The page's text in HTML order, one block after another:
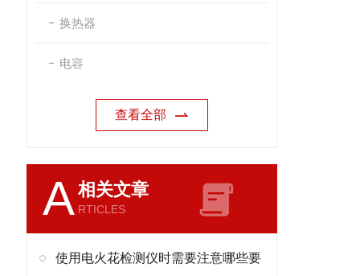
换热器
电容
查看全部
A相关文章
RTICLES
使用电火花检测仪时需要注意哪些要